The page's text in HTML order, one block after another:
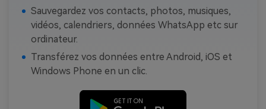
Sauvegardez vos contacts, photos, musiques,
vidéos, calendriers, données WhatsApp etc sur
ordinateur.
Transférez vos données entre Android, iOS et
Windows Phone en un clic.